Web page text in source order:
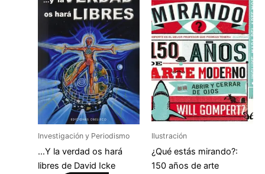
Investigación y Periodismo
…Y la verdad os hará
libres de David Icke
Ilustración
¿Qué estás mirando?:
150 años de arte